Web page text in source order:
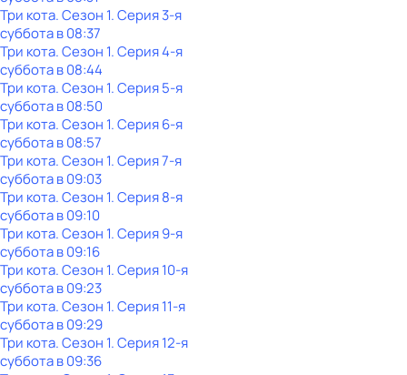
Три кота. Сезон 1. Серия 3-я
субботав08:37
Три кота. Сезон 1. Серия 4-я
субботав08:44
Три кота. Сезон 1. Серия 5-я
субботав08:50
Три кота. Сезон 1. Серия 6-я
субботав08:57
Три кота. Сезон 1. Серия 7-я
субботав09:03
Три кота. Сезон 1. Серия 8-я
субботав09:10
Три кота. Сезон 1. Серия 9-я
субботав09:16
Три кота. Сезон 1. Серия 10-я
субботав09:23
Три кота. Сезон 1. Серия 11-я
субботав09:29
Три кота. Сезон 1. Серия 12-я
субботав09:36